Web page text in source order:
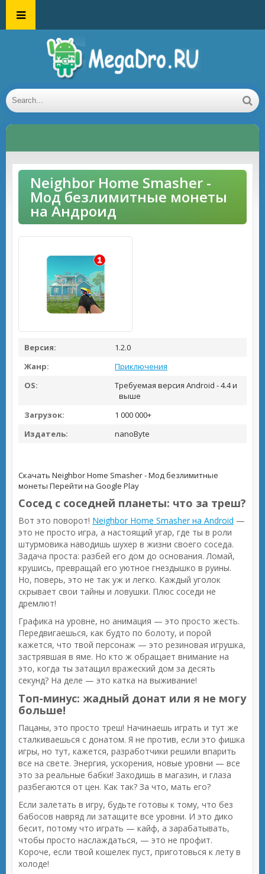
Neighbor Home Smasher -
Мод безлимитные монеты
на Андроид
Версия:
1.2.0
Жанр:
Приключения
OS:
Требуемая версия Android - 4.4 и
выше
Загрузок:
1 000 000+
Издатель:
nanoByte
Скачать Neighbor Home Smasher - Мод безлимитные
монеты Перейти на Google Play
Сосед с соседней планеты: что за треш?
Вот это поворот! Neighbor Home Smasher на Android —
это не просто игра, а настоящий угар, где ты в роли
штурмовика наводишь шухер в жизни своего соседа.
Задача проста: разбей его дом до основания. Ломай,
крушись, превращай его уютное гнездышко в руины.
Но, поверь, это не так уж и легко. Каждый уголок
скрывает свои тайны и ловушки. Плюс соседи не
дремлют!
Графика на уровне, но анимация — это просто жесть.
Передвигаешься, как будто по болоту, и порой
кажется, что твой персонаж — это резиновая игрушка,
застрявшая в яме. Но кто ж обращает внимание на
это, когда ты затащил вражеский дом за десять
секунд? На деле — это катка на выживание!
Топ-минус: жадный донат или я не могу
больше!
Пацаны, это просто треш! Начинаешь играть и тут же
сталкиваешься с донатом. Я не против, если это фишка
игры, но тут, кажется, разработчики решили впарить
все на свете. Энергия, ускорения, новые уровни — все
это за реальные бабки! Заходишь в магазин, и глаза
разбегаются от цен. Как так? За что, мать его?
Если залетать в игру, будьте готовы к тому, что без
бабосов навряд ли затащите все уровни. И это дико
бесит, потому что играть — кайф, а зарабатывать,
чтобы просто наслаждаться, — это не профит.
Короче, если твой кошелек пуст, приготовься к лету в
холоде!